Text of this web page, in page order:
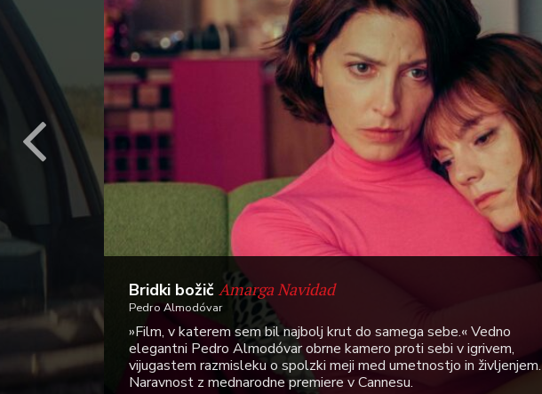
Bridki božič Amarga Navidad
Pedro Almodóvar
»Film, v katerem sem bil najbolj krut do samega sebe.« Vedno
elegantni Pedro Almodóvar obrne kamero proti sebi v igrivem,
vijugastem razmisleku o spolzki meji med umetnostjo in življenjem.
Naravnost z mednarodne premiere v Cannesu.